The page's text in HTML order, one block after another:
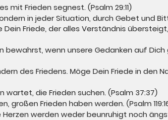
mit Frieden segnest. (Psalm 29:11)
in jeder Situation, durch Gebet und
Friede, der alles Verständnis
bewahrst, wenn unsere Gedanken auf
des Friedens. Möge Dein Friede in den
die Frieden suchen. (Psalm 37:37)
großen Frieden haben werden. (Psalm
Herzen werden weder beunruhigt noch